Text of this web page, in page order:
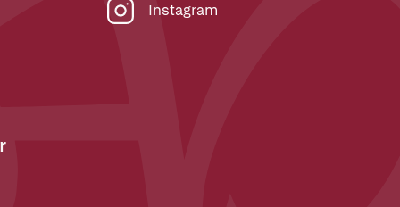
Instagram